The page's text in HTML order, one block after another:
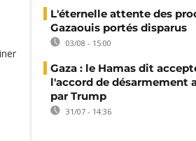
L'éternelle attente des
Gazaouis portés disparus
03/08 - 15:00
Gaza : le Hamas dit
l'accord de désarmement
par Trump
31/07 - 14:36